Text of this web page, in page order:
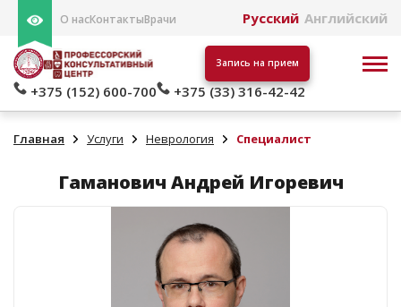
О насКонтактыВрачи Русский Английский
+375 (152) 600-700 +375 (33) 316-42-42
Запись на прием
Главная Услуги Неврология Специалист
Гаманович Андрей Игоревич